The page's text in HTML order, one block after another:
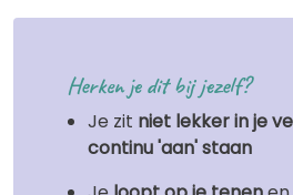
Herken je dit bij jezelf?
Je zit niet lekker in je
continu 'aan' staan